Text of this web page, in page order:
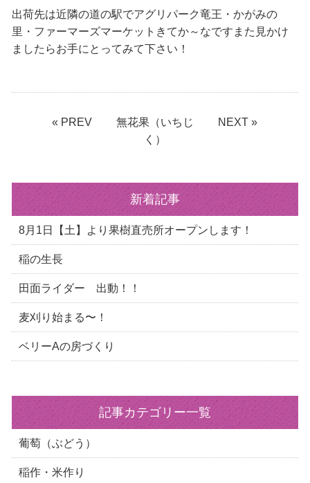
出荷先は近隣の道の駅でアグリパーク竜王・かがみの
里・ファーマーズマーケットきてか～なですまた見かけ
ましたらお手にとってみて下さい！
« PREV
無花果（いちじ
く）
NEXT »
新着記事
8月1日【土】より果樹直売所オープンします！
稲の生長
田面ライダー 出動！！
麦刈り始まる〜！
ベリーAの房づくり
記事カテゴリー一覧
葡萄（ぶどう）
稲作・米作り